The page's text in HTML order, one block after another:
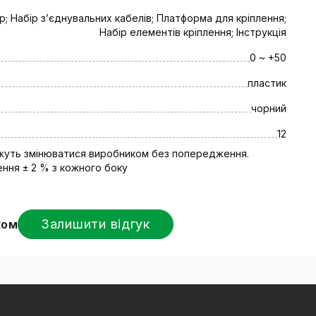
мають такі функціональні
кожному входу;
GB);
для дому? Переваги
цілей та завдань споживача.
гарантію від виробника на все обладнання
Набір зʼєднувальних кабелів; Платформа для кріплення;
Набір елементів кріплення; Інструкція
0 ~ +50
пластик
чорний
12
змінюватися виробником без попередження.
± 2 % з кожного боку
Залишити відгук